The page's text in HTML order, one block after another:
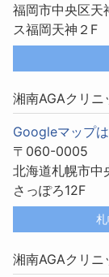
福岡市中央区天
ス福岡天神２F
湘南AGAクリニ
Googleマップ
〒060-0005
北海道札幌市
さっぽろ12F
湘南AGAクリニ